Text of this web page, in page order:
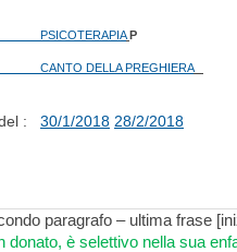
P
: 30/1/2018 28/2/2018
paragrafo – ultima frase
donato, è selettivo nella sua